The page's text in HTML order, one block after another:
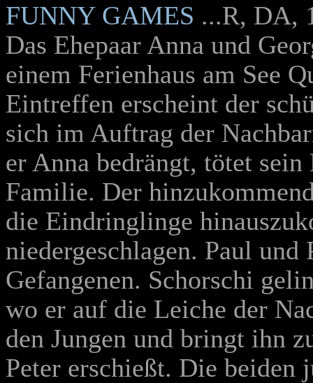
FUNNY GAMES ...R, DA,
Das Ehepaar Anna und
einem Ferienhaus am See
Eintreffen erscheint der
sich im Auftrag der
er Anna bedrängt, tötet
Familie. Der
die Eindringlinge
niedergeschlagen. Paul
Gefangenen. Schorschi
wo er auf die Leiche der
den Jungen und bringt ihn
Peter erschießt. Die beiden